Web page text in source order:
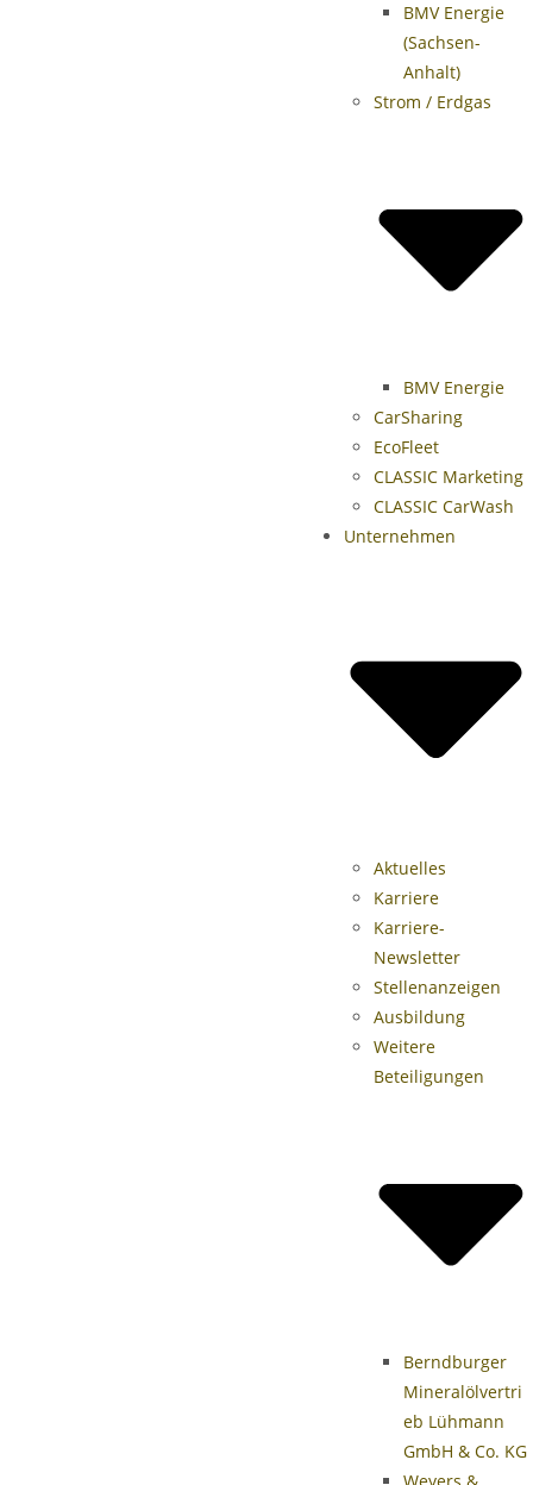
BMV Energie
(Sachsen-
Anhalt)
Strom / Erdgas
BMV Energie
CarSharing
EcoFleet
CLASSIC Marketing
CLASSIC CarWash
Unternehmen
Aktuelles
Karriere
Karriere-
Newsletter
Stellenanzeigen
Ausbildung
Weitere
Beteiligungen
Berndburger
Mineralölvertri
eb Lühmann
GmbH & Co. KG